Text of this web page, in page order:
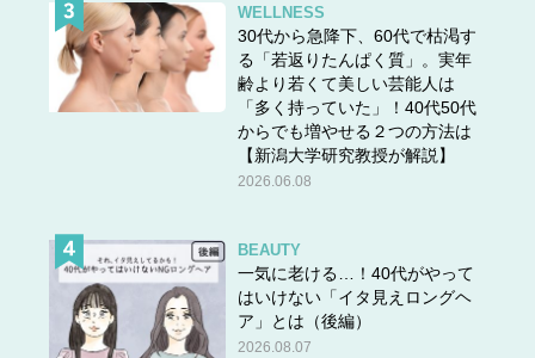
WELLNESS
30代から急降下、60代で枯渇す
る「若返りたんぱく質」。実年
齢より若くて美しい芸能人は
「多く持っていた」！40代50代
からでも増やせる２つの方法は
【新潟大学研究教授が解説】
2026.06.08
BEAUTY
一気に老ける…！40代がやって
はいけない「イタ見えロングヘ
ア」とは（後編）
2026.08.07